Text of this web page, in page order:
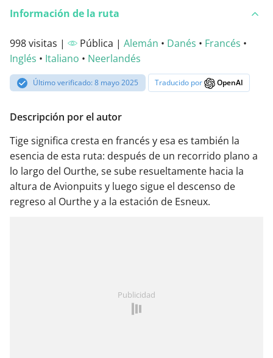
Información de la ruta
998 visitas | Pública | Alemán • Danés • Francés •
Inglés • Italiano • Neerlandés
Último verificado: 8 mayo 2025 Traducido por OpenAI
Descripción por el autor
Tige significa cresta en francés y esa es también la
esencia de esta ruta: después de un recorrido plano a
lo largo del Ourthe, se sube resueltamente hacia la
altura de Avionpuits y luego sigue el descenso de
regreso al Ourthe y a la estación de Esneux.
Publicidad